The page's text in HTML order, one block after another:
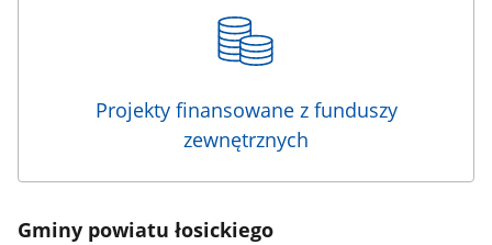
Projekty finansowane z funduszy
zewnętrznych
Gminy powiatu łosickiego